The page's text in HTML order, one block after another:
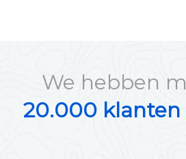
We hebben
20.000 klanten